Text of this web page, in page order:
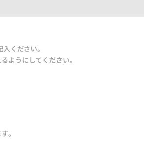
ください。
ようにしてください。
。